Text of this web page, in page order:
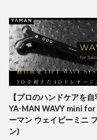
【プロのハンドケアを自
YA-MAN WAVY mini
ーマン ウェイビーミニ
ン)